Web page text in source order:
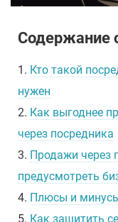
Содержание
1. Кто такой
нужен
2. Как выгоднее
через посредника
3. Продажи через
предусмотреть
4. Плюсы и
5. Как защитить